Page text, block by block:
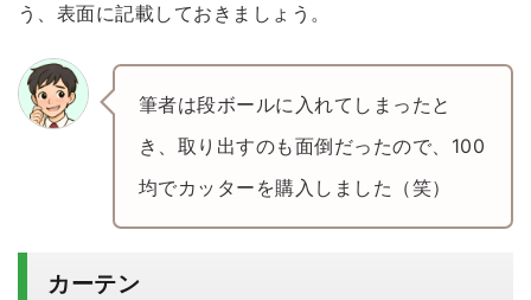
う、表面に記載しておきましょう。
筆者は段ボールに入れてしまったと
き、取り出すのも面倒だったので、100
均でカッターを購入しました（笑）
カーテン